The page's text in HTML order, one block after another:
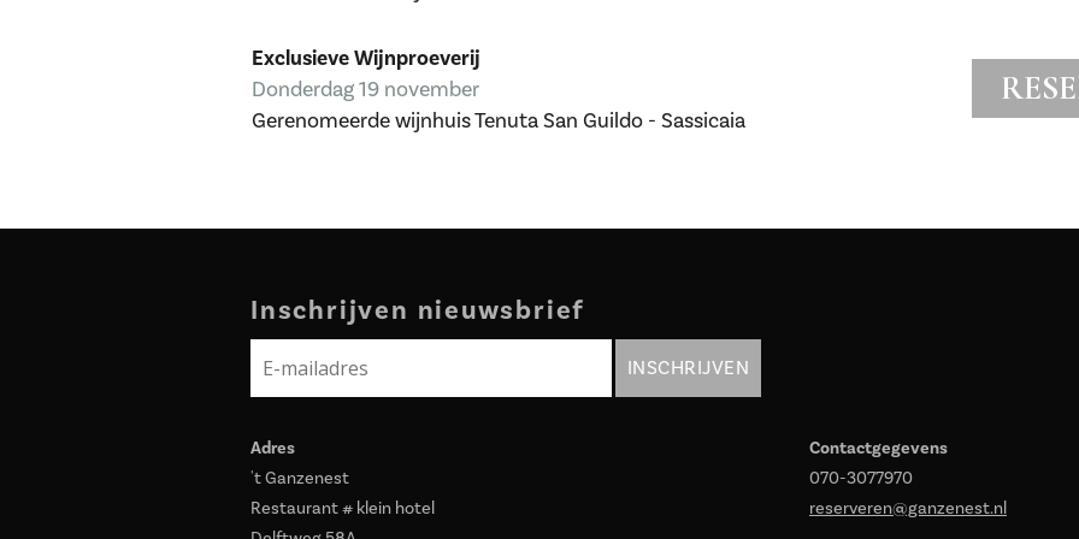
Exclusieve Wijnproeverij
Donderdag 19 november
Gerenomeerde wijnhuis Tenuta San Guildo - Sassicaia
Inschrijven nieuwsbrief
Adres
't Ganzenest
Restaurant # klein hotel
Contactgegevens
070-3077970
reserveren@ganzenest.nl